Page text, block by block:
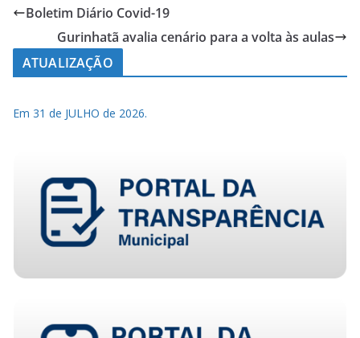
Boletim Diário Covid-19
Gurinhatã avalia cenário para a volta às aulas
ATUALIZAÇÃO
Em 31 de JULHO de 2026.